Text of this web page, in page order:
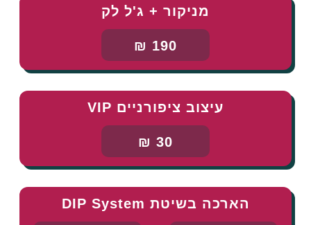
מניקור + ג'ל לק
190 ₪
עיצוב ציפורניים VIP
30 ₪
הארכה בשיטת DIP System